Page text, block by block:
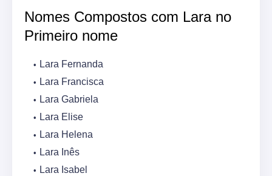
Nomes Compostos com Lara no
Primeiro nome
Lara Fernanda
Lara Francisca
Lara Gabriela
Lara Elise
Lara Helena
Lara Inês
Lara Isabel